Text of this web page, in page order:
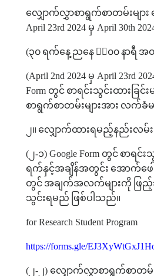
လျှောက်လွှာစာရွက်စာတမ်းများ
April 23rd 2024 မှ April 30th
(၃၀ ရက်နေ့ ညနေ ၄း၀၀ နာရီ အ
(April 2nd 2024 မှ April 23rd
Form တွင် စာရင်းသွင်းထားခြင်
စာရွက်စာတမ်းများအား လက်ခံ
၂။ လျှောက်ထားရမည့်နည်းလမ်း
( ၂-၁) Google Form တွင် စာရင်း
ရက်နှင့်အချိန်အတွင်း အောက်ဖေ
တွင် အချက်အလက်များကို ဖြ
သွင်းရမည် ဖြစ်ပါသည်။
for Research Student Program
https://forms.gle/
( ၂- ၂)လျှောက်လွှာစာရွက်စာတမ်းမ